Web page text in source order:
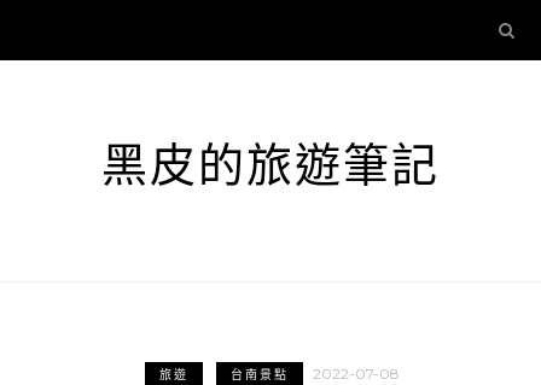
黑皮的旅遊筆記
旅遊 台南景點 2022-07-08